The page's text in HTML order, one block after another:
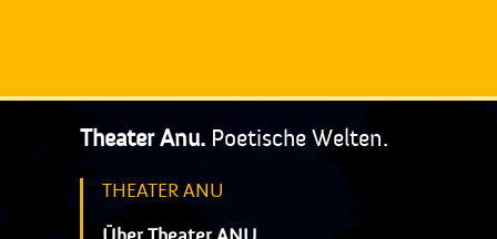
Theater Anu. Poetische Welten.
THEATER ANU